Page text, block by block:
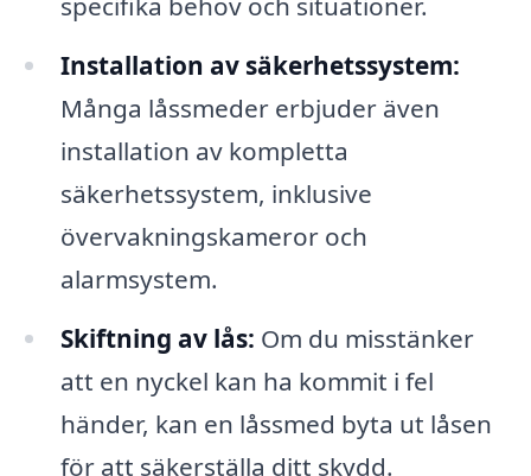
Installation av säkerhetssystem:
Många låssmeder erbjuder även
installation av kompletta
säkerhetssystem, inklusive
övervakningskameror och
alarmsystem.
Skiftning av lås: Om du misstänker
att en nyckel kan ha kommit i fel
händer, kan en låssmed byta ut låsen
för att säkerställa ditt skydd.